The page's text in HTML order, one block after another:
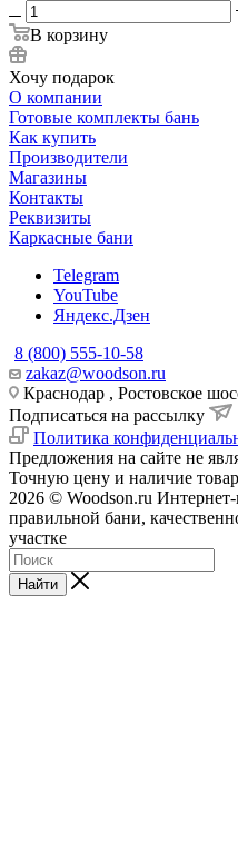
В корзину
Хочу подарок
О компании
Готовые комплекты бань
Как купить
Производители
Магазины
Контакты
Реквизиты
Каркасные бани
Telegram
YouTube
Яндекс.Дзен
8 (800) 555-10-58
zakaz@woodson.ru
Краснодар , Ростовское
Подписаться на рассылку
Политика
Предложения на сайте не
Точную цену и наличие
2026 © Woodson.ru Интернет-
правильной бани,
участке
Найти